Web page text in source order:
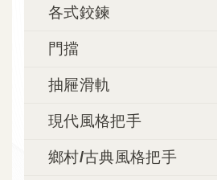
各式鉸鍊
門擋
抽屜滑軌
現代風格把手
鄉村/古典風格把手